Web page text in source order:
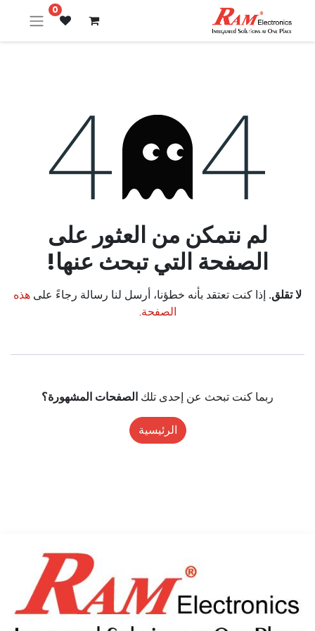
0
خطأ 404لم نتمكن من العثور على
الصفحة التي تبحث عنها!
لا تقلق. إذا كنت تعتقد بأنه خطؤنا، أرسل لنا رسالة رجاءً على هذه
الصفحة.
ربما كنت تبحث عن إحدى تلك الصفحات المشهورة؟
الرئيسية